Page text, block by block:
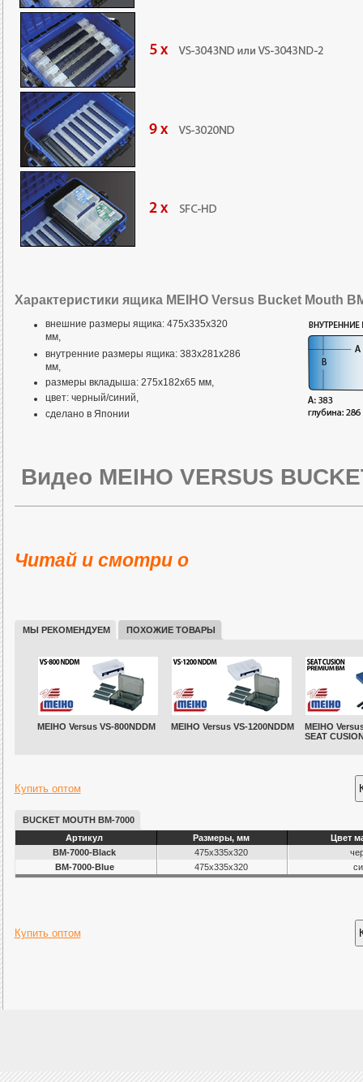
Характеристики ящика MEIHO Versus Bucket Mouth
внешние размеры ящика: 475x335x320
мм,
внутренние размеры ящика: 383x281x286
мм,
размеры вкладыша: 275x182x65 мм,
цвет: черный/синий,
сделано в Японии
Видео MEIHO VERSUS
Читай и смотри о
МЫ РЕКОМЕНДУЕМ ПОХОЖИЕ ТОВАРЫ
MEIHO Versus VS-800NDDM MEIHO Versus VS-1200NDDM
MEIHO
SEAT
Купить оптом
BUCKET MOUTH BM-7000
Артикул
Размеры, мм
Цвет
BM-7000-Black
475x335x320
BM-7000-Blue
475x335x320
Купить оптом